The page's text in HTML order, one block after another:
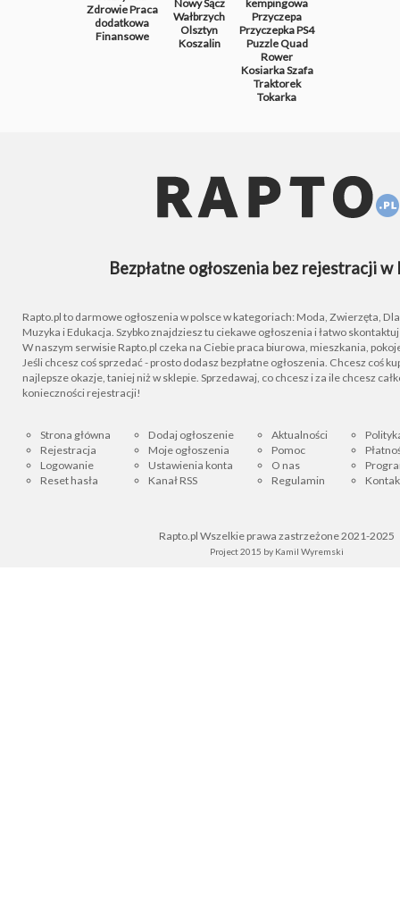
ZdrowiePraca
dodatkowa
Finansowe
Nowy Sącz
Wałbrzych
Olsztyn
Koszalin
kempingowa
Przyczepa
PrzyczepkaPS4
PuzzleQuad
Rower
KosiarkaSzafa
Traktorek
Tokarka
Bezpłatne ogłoszenia bez rejestracji w
Rapto.pl to darmowe ogłoszenia w polsce w kategoriach: Moda, Zwierzęta, Dla
Muzyka i Edukacja. Szybko znajdziesz tu ciekawe ogłoszenia i łatwo
W naszym serwisie Rapto.pl czeka na Ciebie praca biurowa, mieszkania,
Jeśli chcesz coś sprzedać - prosto dodasz bezpłatne ogłoszenia. Chcesz coś
najlepsze okazje, taniej niż w sklepie. Sprzedawaj, co chcesz i za ile chcesz
konieczności rejestracji!
Strona główna
Rejestracja
Logowanie
Reset hasła
Dodaj ogłoszenie
Moje ogłoszenia
Ustawienia konta
Kanał RSS
Aktualności
Pomoc
O nas
Regulamin
Rapto.pl Wszelkie prawa zastrzeżone 2021-2025
Project 2015 by Kamil Wyremski